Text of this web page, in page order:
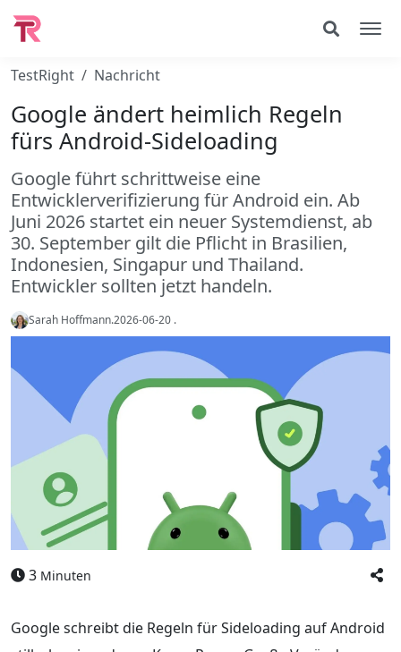
TestRight Nachricht
Google ändert heimlich Regeln
fürs Android-Sideloading
Google führt schrittweise eine
Entwicklerverifizierung für Android ein. Ab
Juni 2026 startet ein neuer Systemdienst, ab
30. September gilt die Pflicht in Brasilien,
Indonesien, Singapur und Thailand.
Entwickler sollten jetzt handeln.
Sarah Hoffmann.2026-06-20 .
3 Minuten
Google schreibt die Regeln für Sideloading auf Android